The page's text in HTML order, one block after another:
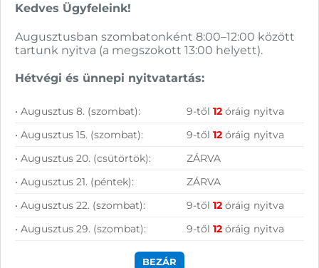
Nagy raktárkészlet
Garanciavállalás
Kedves Ügyfeleink!
Augusztusban szombatonként 8:00–12:00 között
tartunk nyitva (a megszokott 13:00 helyett).
Hétvégi és ünnepi nyitvatartás:
• Augusztus 8. (szombat): 9-től12 óráig nyitva
• Augusztus 15. (szombat):
9-től12 óráig nyitva
• Augusztus 20. (csütörtök):
ZÁRVA
• Augusztus 21. (péntek):
ZÁRVA
• Augusztus 22. (szombat):
9-től12 óráig nyitva
• Augusztus 29. (szombat):
9-től12 óráig nyitva
BEZÁR